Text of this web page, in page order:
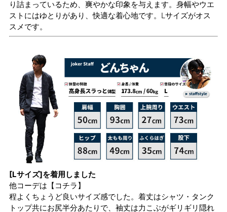
り詰まっているため、爽やかな印象を与えます。身幅やウエ
ストにはゆとりがあり、快適な着心地です。Lサイズがオス
スメです。
[Lサイズ]を着用しました
他コーデは 【コチラ】
程よくちょうど良いサイズ感でした。着丈はシャツ・タンク
トップ共にお尻半分あたりで、袖丈は力こぶがギリギリ隠れ